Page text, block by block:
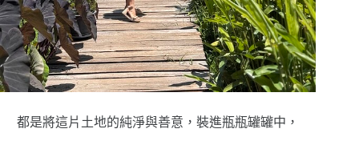
都是將這片土地的純淨與善意，裝進瓶瓶罐罐中，